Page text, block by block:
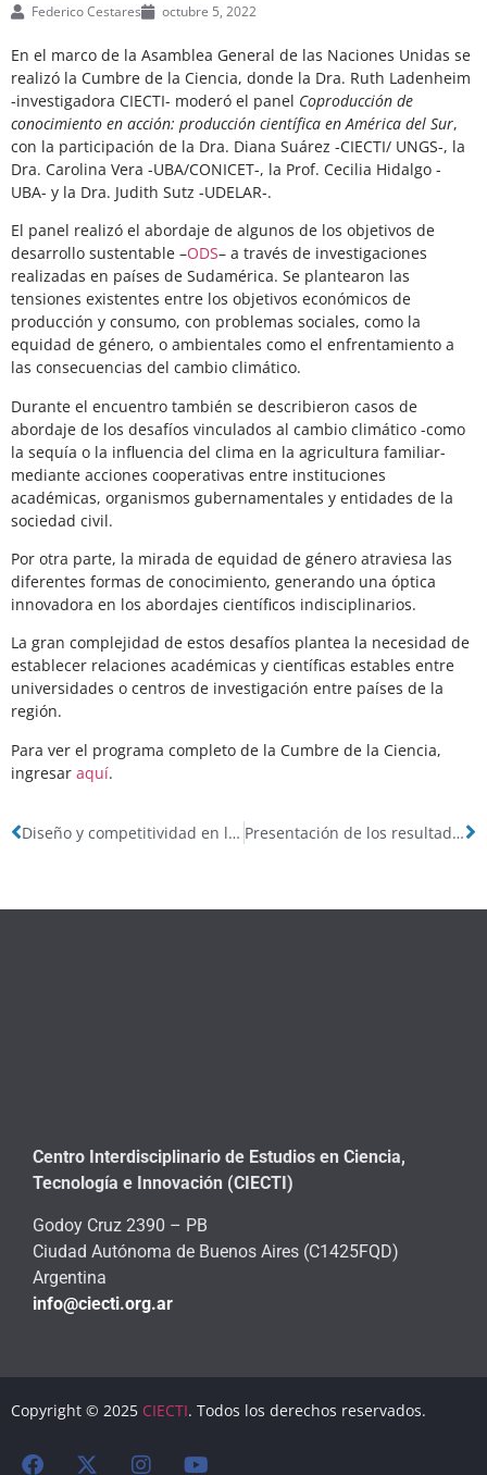
Federico Cestares octubre 5, 2022
En el marco de la Asamblea General de las Naciones Unidas se
realizó la Cumbre de la Ciencia, donde la Dra. Ruth Ladenheim
-investigadora CIECTI- moderó el panel Coproducción de
conocimiento en acción: producción científica en América del Sur,
con la participación de la Dra. Diana Suárez -CIECTI/ UNGS-, la
Dra. Carolina Vera -UBA/CONICET-, la Prof. Cecilia Hidalgo -
UBA- y la Dra. Judith Sutz -UDELAR-.
El panel realizó el abordaje de algunos de los objetivos de
desarrollo sustentable –ODS– a través de investigaciones
realizadas en países de Sudamérica. Se plantearon las
tensiones existentes entre los objetivos económicos de
producción y consumo, con problemas sociales, como la
equidad de género, o ambientales como el enfrentamiento a
las consecuencias del cambio climático.
Durante el encuentro también se describieron casos de
abordaje de los desafíos vinculados al cambio climático -como
la sequía o la influencia del clima en la agricultura familiar-
mediante acciones cooperativas entre instituciones
académicas, organismos gubernamentales y entidades de la
sociedad civil.
Por otra parte, la mirada de equidad de género atraviesa las
diferentes formas de conocimiento, generando una óptica
innovadora en los abordajes científicos indisciplinarios.
La gran complejidad de estos desafíos plantea la necesidad de
establecer relaciones académicas y científicas estables entre
universidades o centros de investigación entre países de la
región.
Para ver el programa completo de la Cumbre de la Ciencia,
ingresar aquí.
Diseño y competitividad en las pymes industriales de Rafaela Presentación de los resultados de estudio sobre la dinámica de la productividad en la Argentina
Centro Interdisciplinario de Estudios en Ciencia,
Tecnología e Innovación (CIECTI)
Godoy Cruz 2390 – PB
Ciudad Autónoma de Buenos Aires (C1425FQD)
Argentina
info@ciecti.org.ar
Copyright © 2025 CIECTI. Todos los derechos reservados.